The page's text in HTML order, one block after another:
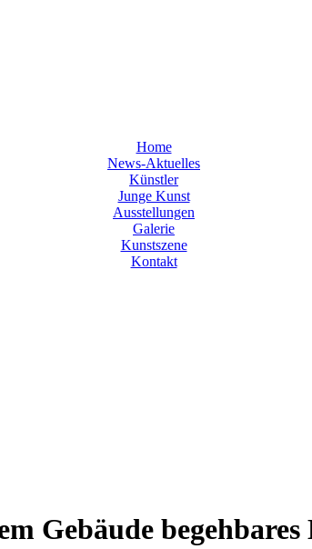
Home
News-Aktuelles
Künstler
Junge Kunst
Ausstellungen
Galerie
Kunstszene
Kontakt
Gebäude